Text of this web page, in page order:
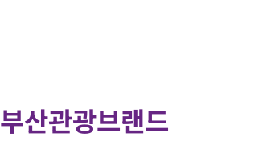
부산관광브랜드